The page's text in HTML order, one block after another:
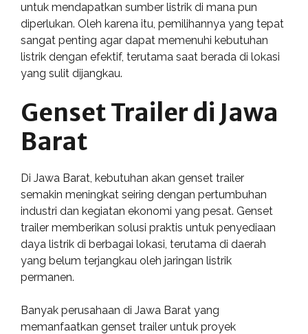
untuk mendapatkan sumber listrik di mana pun
diperlukan. Oleh karena itu, pemilihannya yang tepat
sangat penting agar dapat memenuhi kebutuhan
listrik dengan efektif, terutama saat berada di lokasi
yang sulit dijangkau.
Genset Trailer di Jawa
Barat
Di Jawa Barat, kebutuhan akan genset trailer
semakin meningkat seiring dengan pertumbuhan
industri dan kegiatan ekonomi yang pesat. Genset
trailer memberikan solusi praktis untuk penyediaan
daya listrik di berbagai lokasi, terutama di daerah
yang belum terjangkau oleh jaringan listrik
permanen.
Banyak perusahaan di Jawa Barat yang
memanfaatkan genset trailer untuk proyek